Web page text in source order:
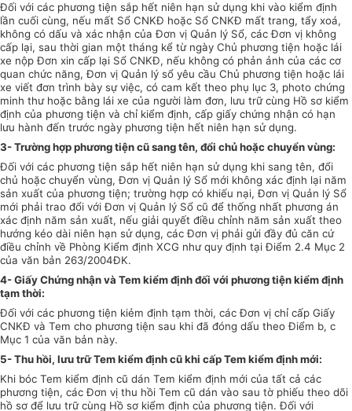
Đối với các phương tiện sắp hết niên hạn sử dụng khi vào kiểm định
lần cuối cùng, nếu mất Sổ CNKĐ hoặc Sổ CNKĐ mất trang, tẩy xoá,
không có dấu và xác nhận của Đơn vị Quản lý Sổ, các Đơn vị không
cấp lại, sau thời gian một tháng kể từ ngày Chủ phương tiện hoặc lái
xe nộp Đơn xin cấp lại Sổ CNKĐ, nếu không có phản ảnh của các cơ
quan chức năng, Đơn vị Quản lý sổ yêu cầu Chủ phương tiện hoặc lái
xe viết đơn trình bày sự việc, có cam kết theo phụ lục 3, photo chứng
minh thư hoặc bằng lái xe của người làm đơn, lưu trữ cùng Hồ sơ kiểm
định của phương tiện và chỉ kiểm định, cấp giấy chứng nhận có hạn
lưu hành đến trước ngày phương tiện hết niên hạn sử dụng.
3- Trường hợp phương tiện cũ sang tên, đổi chủ hoặc chuyển vùng:
Đối với các phương tiện sắp hết niên hạn sử dụng khi sang tên, đổi
chủ hoặc chuyển vùng, Đơn vị Quản lý Sổ mới không xác định lại năm
sản xuất của phương tiện; trường hợp có khiếu nại, Đơn vị Quản lý Sổ
mới phải trao đổi với Đơn vị Quản lý Sổ cũ để thống nhất phương án
xác định năm sản xuất, nếu giải quyết điều chỉnh năm sản xuất theo
hướng kéo dài niên hạn sử dụng, các Đơn vị phải gửi đầy đủ căn cứ
điều chỉnh về Phòng Kiểm định XCG như quy định tại Điểm 2.4 Mục 2
của văn bản 263/2004ĐK.
4- Giấy Chứng nhận và Tem kiểm định đối với phương tiện kiểm định
tạm thời:
Đối với các phương tiện kiẻm định tạm thời, các Đơn vị chỉ cấp Giấy
CNKĐ và Tem cho phương tiện sau khi đã đóng dấu theo Điểm b, c
Mục 1 của văn bản này.
5- Thu hồi, lưu trữ Tem kiểm định cũ khi cấp Tem kiểm định mới:
Khi bóc Tem kiểm định cũ dán Tem kiểm định mới của tất cả các
phương tiện, các Đơn vị thu hồi Tem cũ dán vào sau tờ phiếu theo dõi
hồ sơ để lưu trữ cùng Hồ sơ kiểm định của phương tiện. Đối với